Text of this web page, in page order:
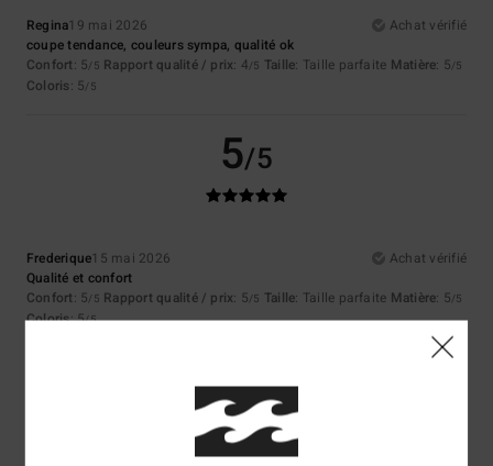
Regina19 mai 2026
Achat vérifié
coupe tendance, couleurs sympa, qualité ok
Confort: 5/5 Rapport qualité / prix: 4/5 Taille: Taille parfaite Matière: 5/5
Coloris: 5/5
5/5
Frederique15 mai 2026
Achat vérifié
Qualité et confort
Confort: 5/5 Rapport qualité / prix: 5/5 Taille: Taille parfaite Matière: 5/5
Coloris: 5/5
5/5